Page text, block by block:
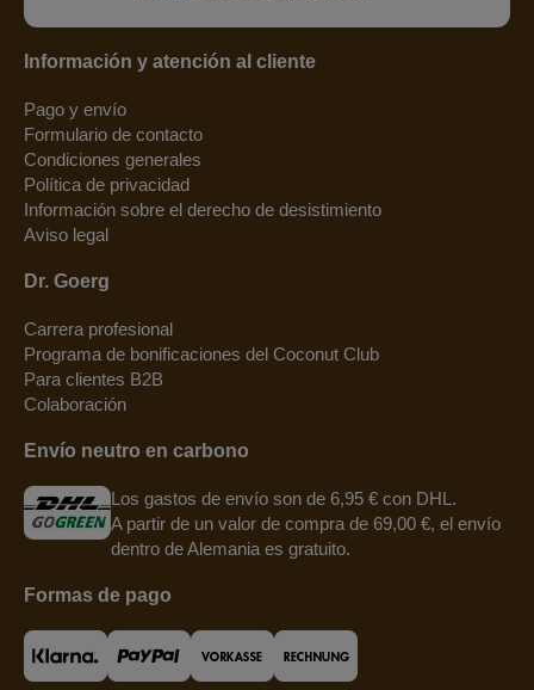
Información y atención al cliente
Pago y envío
Formulario de contacto
Condiciones generales
Política de privacidad
Información sobre el derecho de desistimiento
Aviso legal
Dr. Goerg
Carrera profesional
Programa de bonificaciones del Coconut Club
Para clientes B2B
Colaboración
Envío neutro en carbono
Los gastos de envío son de 6,95 € con DHL.
A partir de un valor de compra de 69,00 €, el envío
dentro de Alemania es gratuito.
Formas de pago